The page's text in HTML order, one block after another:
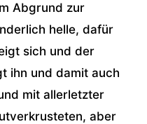
Abgrund zur
helle, dafür
sich und der
ihn und damit auch
mit allerletzter
aber